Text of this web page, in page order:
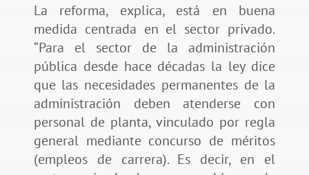
La reforma, explica, está en buena
medida centrada en el sector privado.
“Para el sector de la administración
pública desde hace décadas la ley dice
que las necesidades permanentes de la
administración deben atenderse con
personal de planta, vinculado por regla
general mediante concurso de méritos
(empleos de carrera). Es decir, en el